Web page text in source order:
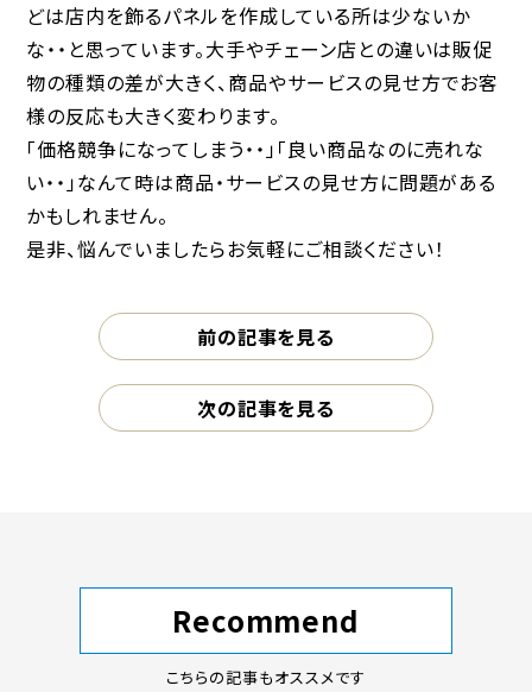
どは店内を飾るパネルを作成している所は少ないか
な・・と思っています。大手やチェーン店との違いは販促
物の種類の差が大きく、商品やサービスの見せ方でお客
様の反応も大きく変わります。
「価格競争になってしまう・・」「良い商品なのに売れな
い・・」なんて時は商品・サービスの見せ方に問題がある
かもしれません。
是非、悩んでいましたらお気軽にご相談ください！
前の記事を見る
次の記事を見る
Recommend
こちらの記事もオススメです